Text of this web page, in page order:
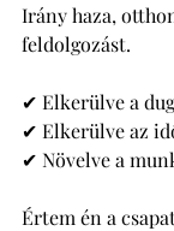
Irány haza,
feldolgozást.
✔ Elkerülve a
✔ Elkerülve az
✔ Növelve a
Értem én a